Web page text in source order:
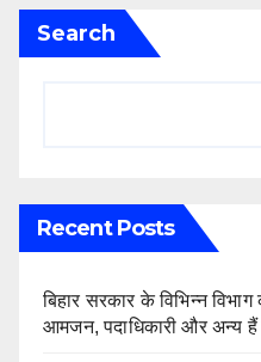
Search
Recent Posts
बिहार सरकार के विभिन्न
आमजन, पदाधिकारी और अन्य हैं